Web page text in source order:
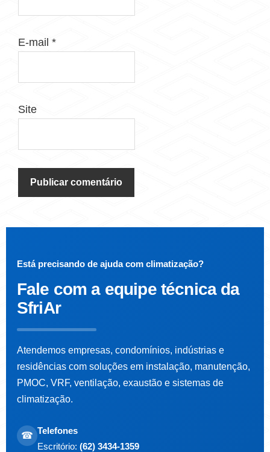
E-mail *
Site
Está precisando de ajuda com climatização?
Fale com a equipe técnica da
SfriAr
Atendemos empresas, condomínios, indústrias e
residências com soluções em instalação, manutenção,
PMOC, VRF, ventilação, exaustão e sistemas de
climatização.
☎ Telefones
Escritório: (62) 3434-1359